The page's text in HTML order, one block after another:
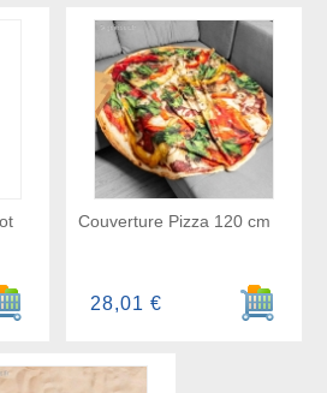
Ajouter au panier
Couverture Pizza 120 cm
Ajouter
28,01 €